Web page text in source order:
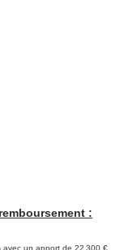
:
un apport de 22 300 €